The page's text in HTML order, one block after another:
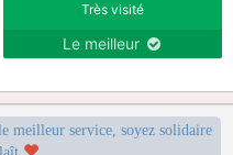
Très visité
Le meilleur
meilleur service, soyez solidaire